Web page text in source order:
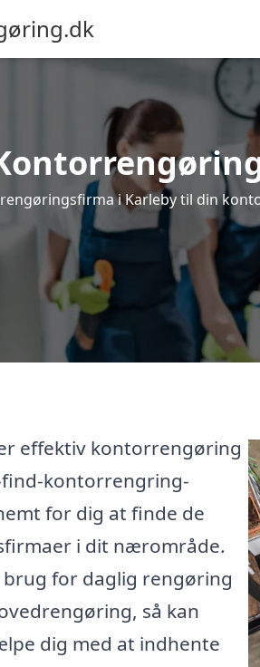
i Karleby til din
effektiv kontorrengøring
find-kontorrengring-
for dig at finde de
i dit nærområde.
for daglig rengøring
så kan
dig med at indhente